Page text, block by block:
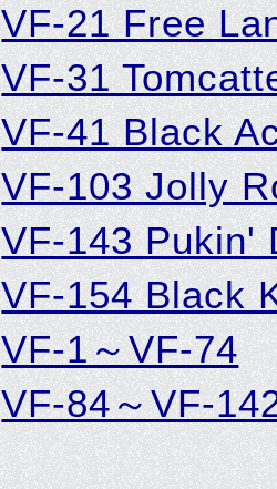
VF-21 Free
VF-31
VF-41 Black
VF-103 Jolly
VF-143 Pukin'
VF-154 Black
VF-1～VF-74
VF-84～VF-